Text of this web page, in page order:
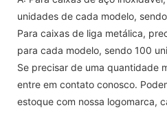
unidades de cada modelo,
Para caixas de liga metálica,
para cada modelo, sendo 100
Se precisar de uma quantidade
entre em contato conosco.
estoque com nossa logomarca,